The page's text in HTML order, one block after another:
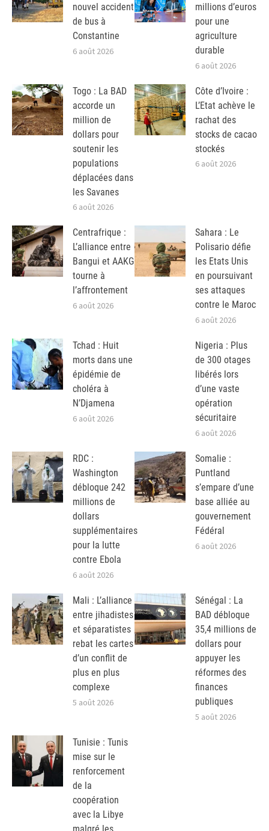
nouvel accident
de bus à
Constantine
6 août 2026
millions d’euros
pour une
agriculture
durable
6 août 2026
Togo : La BAD
accorde un
million de
dollars pour
soutenir les
populations
déplacées dans
les Savanes
6 août 2026
Côte d’Ivoire :
L’Etat achève le
rachat des
stocks de cacao
stockés
6 août 2026
Centrafrique :
L’alliance entre
Bangui et AAKG
tourne à
l’affrontement
6 août 2026
Sahara : Le
Polisario défie
les Etats Unis
en poursuivant
ses attaques
contre le Maroc
6 août 2026
Tchad : Huit
morts dans une
épidémie de
choléra à
N’Djamena
6 août 2026
Nigeria : Plus
de 300 otages
libérés lors
d’une vaste
opération
sécuritaire
6 août 2026
RDC :
Washington
débloque 242
millions de
dollars
supplémentaires
pour la lutte
contre Ebola
6 août 2026
Somalie :
Puntland
s’empare d’une
base alliée au
gouvernement
Fédéral
6 août 2026
Mali : L’alliance
entre jihadistes
et séparatistes
rebat les cartes
d’un conflit de
plus en plus
complexe
5 août 2026
Sénégal : La
BAD débloque
35,4 millions de
dollars pour
appuyer les
réformes des
finances
publiques
5 août 2026
Tunisie : Tunis
mise sur le
renforcement
de la
coopération
avec la Libye